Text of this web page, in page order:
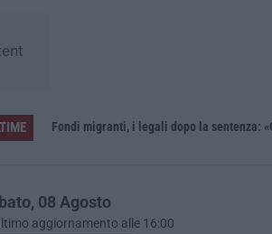
08 Agosto
aggiornamento alle 16:00